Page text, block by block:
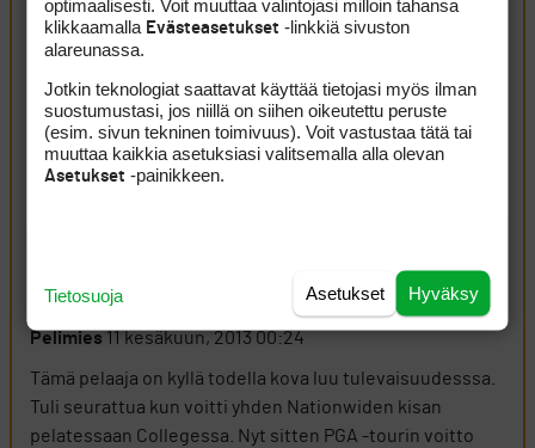
Artikkelin kommentit (2 kpl)
Arska 10 kesäkuun, 2013 16:12
Hienoa, että voittaja huomioi näin caddiensä. Toinenkin
caddie, jonka itse nostaisin esiin, oli Patrick Reedin
Mutta pääasia, että pomo ymmärtää, missä mennään.
Kirjaudu sisään vastataksesi ILMOITA ASIATON VIESTI
Pelimies 11 kesäkuun, 2013 00:24
Tämä pelaaja on kyllä todella kova luu tulevaisuudesssa.
Tuli seurattua kun voitti yhden Nationwiden kisan
pelatessaan Collegessa. Nyt sitten PGA -tourin voitto
optimaalisesti. Voit muuttaa valintojasi milloin tahansa
klikkaamalla Evästeasetukset -linkkiä sivuston
alareunassa.
Jotkin teknologiat saattavat käyttää tietojasi myös ilman
suostumustasi, jos niillä on siihen oikeutettu peruste
(esim. sivun tekninen toimivuus). Voit vastustaa tätä tai
muuttaa kaikkia asetuksiasi valitsemalla alla olevan
Asetukset -painikkeen.
Hyväksy
Asetukset
Tietosuoja